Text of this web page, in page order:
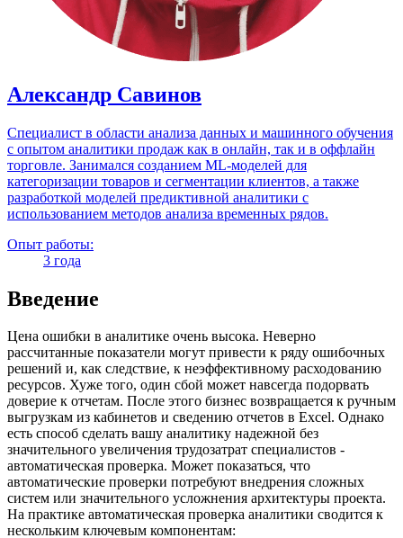
Александр Савинов
Специалист в области анализа данных и машинного обучения
с опытом аналитики продаж как в онлайн, так и в оффлайн
торговле. Занимался созданием ML-моделей для
категоризации товаров и сегментации клиентов, а также
разработкой моделей предиктивной аналитики с
использованием методов анализа временных рядов.
Опыт работы:
3 года
Введение
Цена ошибки в аналитике очень высока. Неверно
рассчитанные показатели могут привести к ряду ошибочных
решений и, как следствие, к неэффективному расходованию
ресурсов. Хуже того, один сбой может навсегда подорвать
доверие к отчетам. После этого бизнес возвращается к ручным
выгрузкам из кабинетов и сведению отчетов в Excel. Однако
есть способ сделать вашу аналитику надежной без
значительного увеличения трудозатрат специалистов -
автоматическая проверка. Может показаться, что
автоматические проверки потребуют внедрения сложных
систем или значительного усложнения архитектуры проекта.
На практике автоматическая проверка аналитики сводится к
нескольким ключевым компонентам: